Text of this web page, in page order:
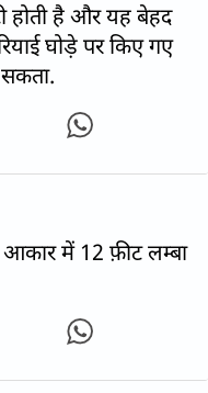
होती है और यह बेहद
घोड़े पर किए गए
में 12 फ़ीट लम्बा